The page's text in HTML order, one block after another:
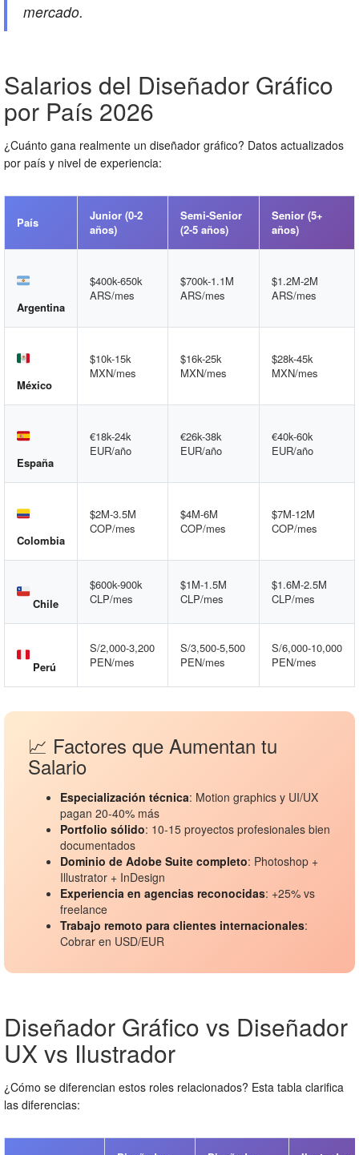
mercado.
Salarios del Diseñador Gráfico
por País 2026
¿Cuánto gana realmente un diseñador gráfico? Datos actualizados
por país y nivel de experiencia:
País
Junior (0-2
años)
Semi-Senior
(2-5 años)
Senior (5+
años)
Argentina
$400k-650k
ARS/mes
$700k-1.1M
ARS/mes
$1.2M-2M
ARS/mes
México
$10k-15k
MXN/mes
$16k-25k
MXN/mes
$28k-45k
MXN/mes
España
€18k-24k
EUR/año
€26k-38k
EUR/año
€40k-60k
EUR/año
Colombia
$2M-3.5M
COP/mes
$4M-6M
COP/mes
$7M-12M
COP/mes
Chile
$600k-900k
CLP/mes
$1M-1.5M
CLP/mes
$1.6M-2.5M
CLP/mes
Perú
S/2,000-3,200
PEN/mes
S/3,500-5,500
PEN/mes
S/6,000-10,000
PEN/mes
📈 Factores que Aumentan tu
Salario
Especialización técnica: Motion graphics y UI/UX
pagan 20-40% más
Portfolio sólido: 10-15 proyectos profesionales bien
documentados
Dominio de Adobe Suite completo: Photoshop +
Illustrator + InDesign
Experiencia en agencias reconocidas: +25% vs
freelance
Trabajo remoto para clientes internacionales:
Cobrar en USD/EUR
Diseñador Gráfico vs Diseñador
UX vs Ilustrador
¿Cómo se diferencian estos roles relacionados? Esta tabla clarifica
las diferencias: